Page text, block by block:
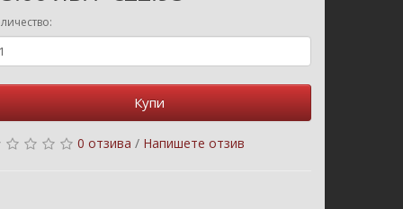
Купи
0 отзива / Напишете отзив